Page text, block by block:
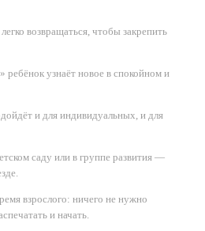
возвращаться, чтобы закрепить
узнаёт новое в спокойном и
и для индивидуальных, и для
саду или в группе развития —
взрослого: ничего не нужно
и начать.